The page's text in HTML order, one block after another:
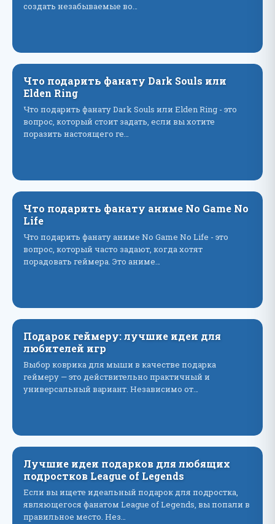
создать незабываемые во…
Что подарить фанату Dark Souls или
Elden Ring
Что подарить фанату Dark Souls или Elden Ring - это
вопрос, который стоит задать, если вы хотите
поразить настоящего ге…
Что подарить фанату аниме No Game No
Life
Что подарить фанату аниме No Game No Life - это
вопрос, который часто задают, когда хотят
порадовать геймера. Это аниме…
Подарок геймеру: лучшие идеи для
любителей игр
Выбор коврика для мыши в качестве подарка
геймеру — это действительно практичный и
универсальный вариант. Независимо от…
Лучшие идеи подарков для любящих
подростков League of Legends
Если вы ищете идеальный подарок для подростка,
являющегося фанатом League of Legends, вы попали в
правильное место. Нез…